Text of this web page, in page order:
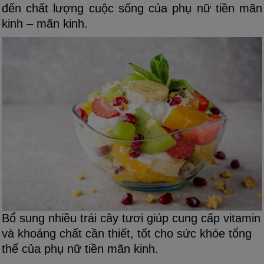
đến chất lượng cuộc sống của phụ nữ tiền mãn
kinh – mãn kinh.
Bổ sung nhiều trái cây tươi giúp cung cấp vitamin
và khoáng chất cần thiết, tốt cho sức khỏe tổng
thể của phụ nữ tiền mãn kinh.